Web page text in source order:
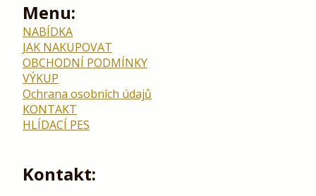
Menu:
NABÍDKA
JAK NAKUPOVAT
OBCHODNÍ PODMÍNKY
VÝKUP
Ochrana osobních údajů
KONTAKT
HLÍDACÍ PES
Kontakt: